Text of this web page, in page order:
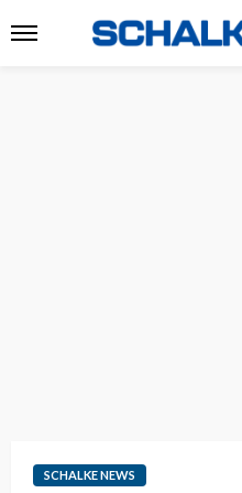
SCHALKE NEWS